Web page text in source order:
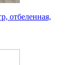
отбеленная,